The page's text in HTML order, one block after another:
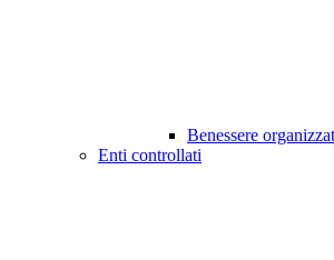
Benessere
Enti controllati